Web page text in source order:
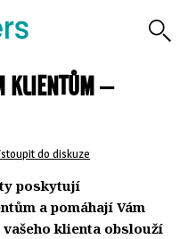
KLIENTŮM –
do diskuze
poskytují
a pomáhají Vám
klienta obslouží